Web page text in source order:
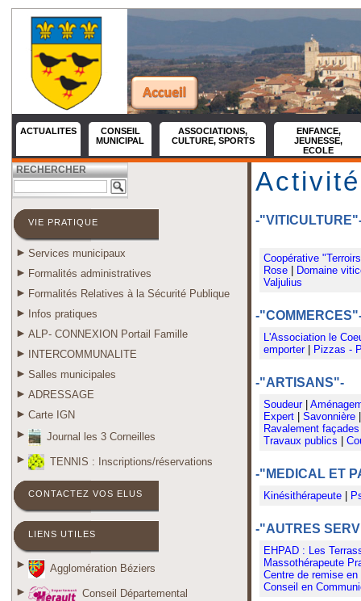
ACTUALITES
CONSEIL
MUNICIPAL
ASSOCIATIONS,
CULTURE, SPORTS
ENFANCE,
JEUNESSE,
ECOLE
RECHERCHER
VIE PRATIQUE
Services municipaux
Formalités administratives
Formalités Relatives à la Sécurité Publique
Infos pratiques
ALP- CONNEXION Portail Famille
INTERCOMMUNALITE
Salles municipales
ADRESSAGE
Carte IGN
Journal les 3 Corneilles
TENNIS : Inscriptions/réservations
CONTACTEZ VOS ELUS
LIENS UTILES
Agglomération Béziers
Conseil Départemental
-
Coopérative
Rose
Domaine
Valjulius
-
L'Association le
emporter| Pizzas -
-"ARTISANS"-
Soudeur|
Expert
Savonnière
Ravalement
Travaux publics
-"MEDICAL ET
Kinésithérapeute
-"AUTRES
EHPAD : Les
Massothérapeute
Centre de remise en
Conseil en